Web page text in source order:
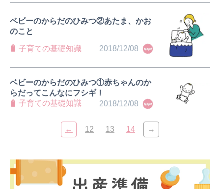
2018/12/08
ベビーのからだのひみつ②あたま、かお
のこと
子育ての基礎知識
2018/12/08
ベビーのからだのひみつ①赤ちゃんのか
らだってこんなにフシギ！
子育ての基礎知識
← 12 13 14 →